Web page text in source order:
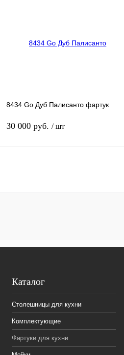
8434 Go Дуб Палисанто фартук
30 000 руб. / шт
Катало
Столешницы для кухни
Комплектующие
Фартуки для кухни